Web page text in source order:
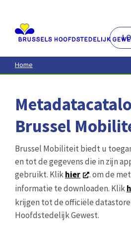
contenu
principal
Home
Brussel
Brussel Mobiliteit biedt u
en tot de gegevens die in zijn
gebruikt. Klikhier
. om de
informatie te downloaden. Klik
krijgen tot de officiële
Hoofdstedelijk Gewest.